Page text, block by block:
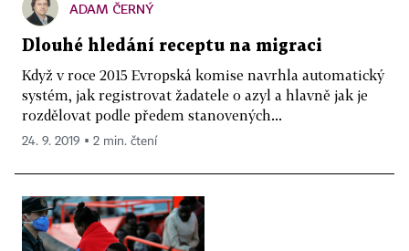
ADAM ČERNÝ
Dlouhé hledání receptu na migraci
Když v roce 2015 Evropská komise navrhla automatický
systém, jak registrovat žadatele o azyl a hlavně jak je
rozdělovat podle předem stanovených...
24. 9. 2019 ▪ 2 min. čtení